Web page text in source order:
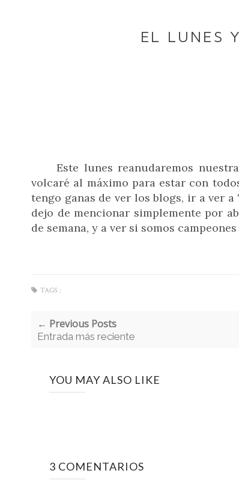
EL LUNES
Este lunes reanudaremos nuestra
volcaré al máximo para estar con
tengo ganas de ver los blogs, ir a ver
dejo de mencionar simplemente por
de semana, y a ver si somos campeones
TAGS :
← Previous Posts
Entrada más reciente
YOU MAY ALSO LIKE
3 COMENTARIOS